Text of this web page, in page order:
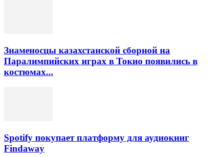
Знаменосцы казахстанской сборной на
Паралимпийских играх в Токио появились в
костюмах...
Spotify покупает платформу для аудиокниг
Findaway